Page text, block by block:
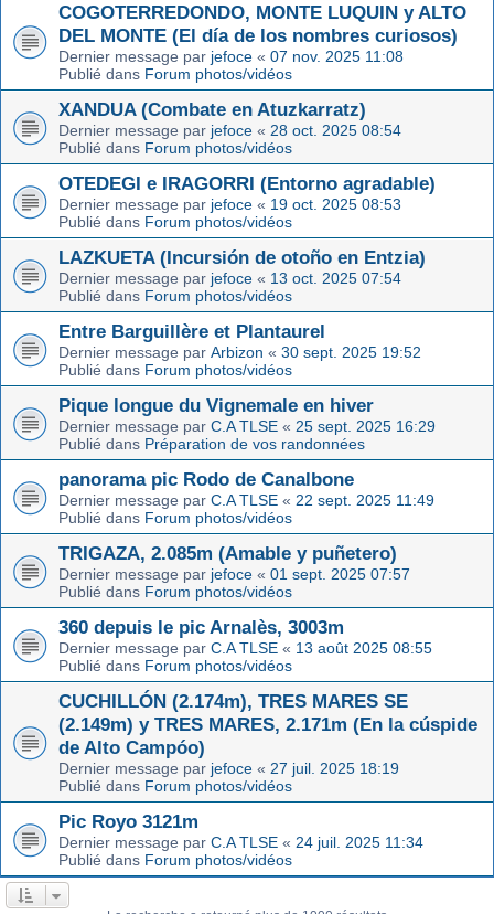
COGOTERREDONDO, MONTE LUQUIN y ALTO
DEL MONTE (El día de los nombres curiosos)
Dernier message par jefoce « 07 nov. 2025 11:08
Publié dans Forum photos/vidéos
XANDUA (Combate en Atuzkarratz)
Dernier message par jefoce « 28 oct. 2025 08:54
Publié dans Forum photos/vidéos
OTEDEGI e IRAGORRI (Entorno agradable)
Dernier message par jefoce « 19 oct. 2025 08:53
Publié dans Forum photos/vidéos
LAZKUETA (Incursión de otoño en Entzia)
Dernier message par jefoce « 13 oct. 2025 07:54
Publié dans Forum photos/vidéos
Entre Barguillère et Plantaurel
Dernier message par Arbizon « 30 sept. 2025 19:52
Publié dans Forum photos/vidéos
Pique longue du Vignemale en hiver
Dernier message par C.A TLSE « 25 sept. 2025 16:29
Publié dans Préparation de vos randonnées
panorama pic Rodo de Canalbone
Dernier message par C.A TLSE « 22 sept. 2025 11:49
Publié dans Forum photos/vidéos
TRIGAZA, 2.085m (Amable y puñetero)
Dernier message par jefoce « 01 sept. 2025 07:57
Publié dans Forum photos/vidéos
360 depuis le pic Arnalès, 3003m
Dernier message par C.A TLSE « 13 août 2025 08:55
Publié dans Forum photos/vidéos
CUCHILLÓN (2.174m), TRES MARES SE
(2.149m) y TRES MARES, 2.171m (En la cúspide
de Alto Campóo)
Dernier message par jefoce « 27 juil. 2025 18:19
Publié dans Forum photos/vidéos
Pic Royo 3121m
Dernier message par C.A TLSE « 24 juil. 2025 11:34
Publié dans Forum photos/vidéos